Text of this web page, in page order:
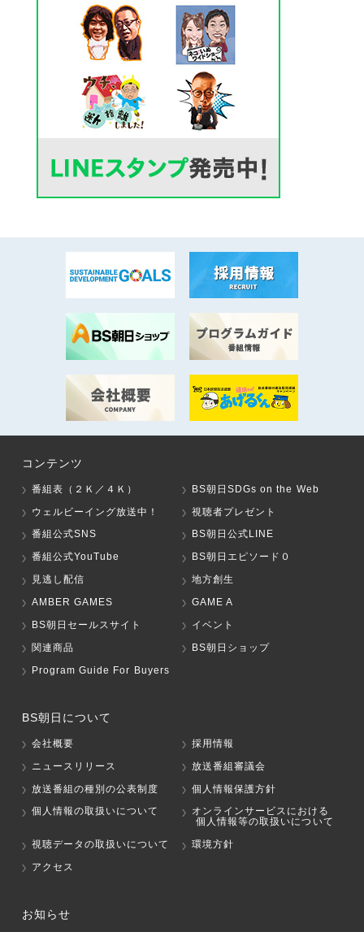
コンテンツ
番組表（２Ｋ／４Ｋ）
BS朝日SDGs on the Web
ウェルビーイング放送中！
視聴者プレゼント
番組公式SNS
BS朝日公式LINE
番組公式YouTube
BS朝日エピソード０
見逃し配信
地方創生
AMBER GAMES
GAME A
BS朝日セールスサイト
イベント
関連商品
BS朝日ショップ
Program Guide For Buyers
BS朝日について
会社概要
採用情報
ニュースリリース
放送番組審議会
放送番組の種別の公表制度
個人情報保護方針
個人情報の取扱いについて
オンラインサービスにおける
個人情報等の取扱いについて
視聴データの取扱いについて
環境方針
アクセス
お知らせ